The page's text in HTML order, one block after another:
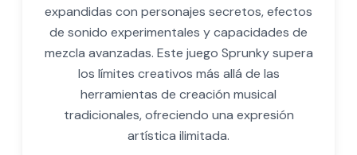
expandidas con personajes secretos, efectos
de sonido experimentales y capacidades de
mezcla avanzadas. Este juego Sprunky supera
los límites creativos más allá de las
herramientas de creación musical
tradicionales, ofreciendo una expresión
artística ilimitada.